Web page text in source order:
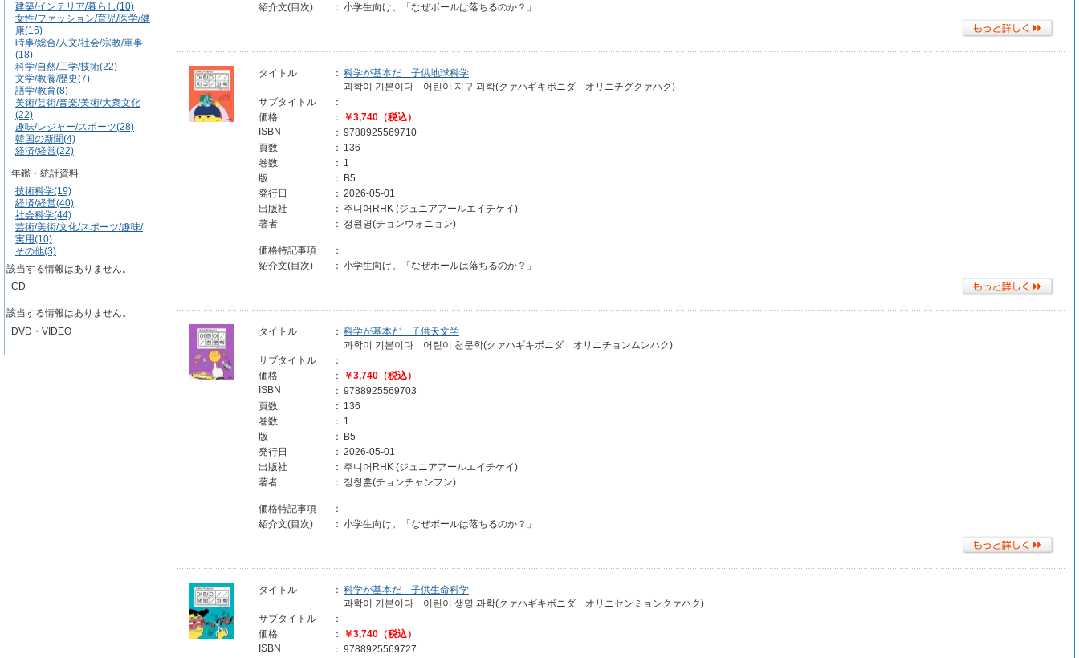
建築/インテリア/暮らし(10)
女性/ファッション/育児/医学/健
康(16)
時事/総合/人文/社会/宗教/軍事
(18)
科学/自然/工学/技術(22)
文学/教養/歴史(7)
語学/教育(8)
美術/芸術/音楽/美術/大衆文化
(22)
趣味/レジャー/スポーツ(28)
韓国の新聞(4)
経済/経営(22)
年鑑・統計資料
技術科学(19)
経済/経営(40)
社会科学(44)
芸術/美術/文化/スポーツ/趣味/
実用(10)
その他(3)
該当する情報はありません。
CD
該当する情報はありません。
DVD・VIDEO
紹介文(目次)
： 小学生向け。「なぜボールは落ちるのか？」
タイトル ： 科学が基本だ 子供地球科学
과학이 기본이다 어린이 지구 과학(クァハギキボニダ オリニチグクァハク)
サブタイトル
：
価格
：
￥3,740（税込）
ISBN
： 9788925569710
頁数
： 136
巻数
： 1
版
：
B5
発行日
： 2026-05-01
出版社
： 주니어RHK (ジュニアアールエイチケイ)
著者
： 정원영(チョンウォニョン)
価格特記事項
：
紹介文(目次)
： 小学生向け。「なぜボールは落ちるのか？」
タイトル ： 科学が基本だ 子供天文学
과학이 기본이다 어린이 천문학(クァハギキボニダ オリニチョンムンハク)
サブタイトル
：
価格
：
￥3,740（税込）
ISBN
： 9788925569703
頁数
： 136
巻数
： 1
版
：
B5
発行日
： 2026-05-01
出版社
： 주니어RHK (ジュニアアールエイチケイ)
著者
： 정창훈(チョンチャンフン)
価格特記事項
：
紹介文(目次)
： 小学生向け。「なぜボールは落ちるのか？」
タイトル ： 科学が基本だ 子供生命科学
과학이 기본이다 어린이 생명 과학(クァハギキボニダ オリニセンミョンクァハク)
サブタイトル
：
価格
：
￥3,740（税込）
ISBN
： 9788925569727